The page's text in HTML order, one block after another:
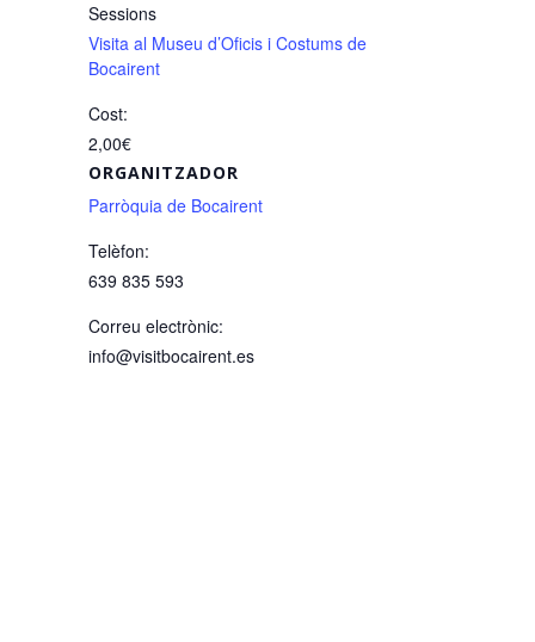
Sessions
Visita al Museu d’Oficis i Costums de
Bocairent
Cost:
2,00€
ORGANITZADOR
Parròquia de Bocairent
Telèfon:
639 835 593
Correu electrònic:
info@visitbocairent.es